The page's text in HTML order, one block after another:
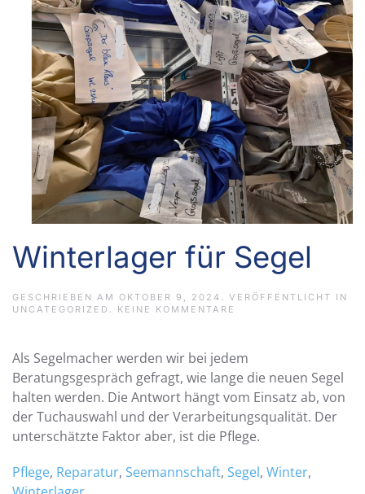
Winterlager für Segel
GESCHRIEBEN AM OKTOBER 9, 2024 . VERÖFFENTLICHT IN
UNCATEGORIZED . KEINE KOMMENTARE
Als Segelmacher werden wir bei jedem
Beratungsgespräch gefragt, wie lange die neuen Segel
halten werden. Die Antwort hängt vom Einsatz ab, von
der Tuchauswahl und der Verarbeitungsqualität. Der
unterschätzte Faktor aber, ist die Pflege.
Pflege, Reparatur, Seemannschaft, Segel, Winter,